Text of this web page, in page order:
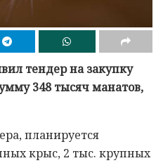
тендер на закупку
348 тысяч манатов,
планируется
крыс, 2 тыс. крупных